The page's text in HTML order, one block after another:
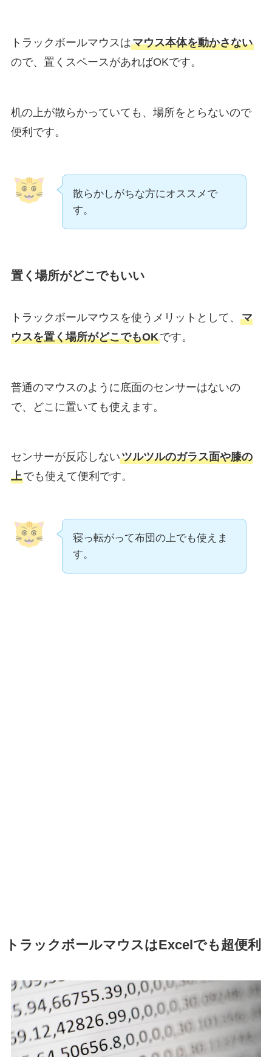
トラックボールマウスはマウス本体を動かさない
ので、置くスペースがあればOKです。
机の上が散らかっていても、場所をとらないので
便利です。
散らかしがちな方にオススメで
す。
置く場所がどこでもいい
トラックボールマウスを使うメリットとして、 マ
ウスを置く場所がどこでもOKです。
普通のマウスのように底面のセンサーはないの
で、どこに置いても使えます。
センサーが反応しないツルツルのガラス面や膝の
上でも使えて便利です。
寝っ転がって布団の上でも使えま
す。
トラックボールマウスはExcelでも超便利